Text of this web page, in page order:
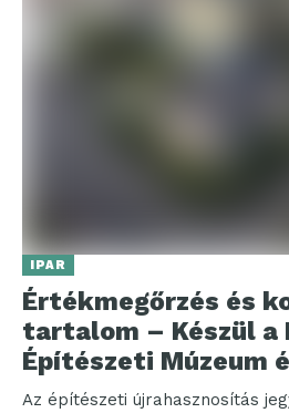
IPAR
Értékmegőrzés és
tartalom – Készül a
Építészeti Múzeum
Az építészeti újrahasznosítás